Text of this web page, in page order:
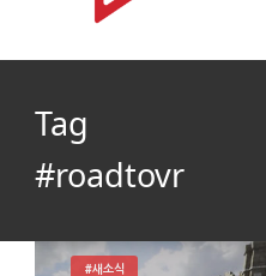
Tag
#roadtovr
#새소식